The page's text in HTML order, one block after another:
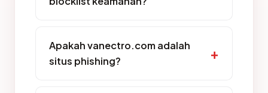
Apakah vanectro.com adalah
situs phishing?